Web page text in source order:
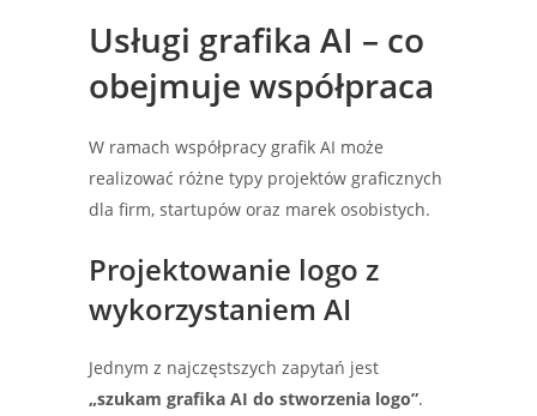
Usługi grafika AI – co
obejmuje współpraca
W ramach współpracy grafik AI może
realizować różne typy projektów graficznych
dla firm, startupów oraz marek osobistych.
Projektowanie logo z
wykorzystaniem AI
Jednym z najczęstszych zapytań jest
„szukam grafika AI do stworzenia logo”.